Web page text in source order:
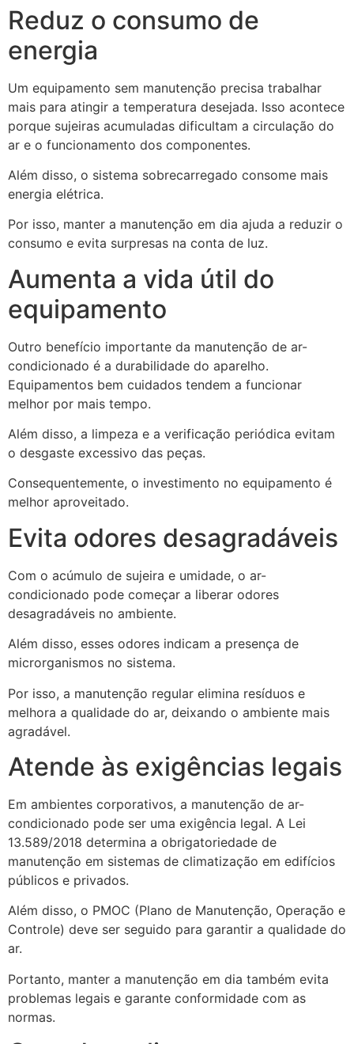
Reduz o consumo de
energia
Um equipamento sem manutenção precisa trabalhar
mais para atingir a temperatura desejada. Isso acontece
porque sujeiras acumuladas dificultam a circulação do
ar e o funcionamento dos componentes.
Além disso, o sistema sobrecarregado consome mais
energia elétrica.
Por isso, manter a manutenção em dia ajuda a reduzir o
consumo e evita surpresas na conta de luz.
Aumenta a vida útil do
equipamento
Outro benefício importante da manutenção de ar-
condicionado é a durabilidade do aparelho.
Equipamentos bem cuidados tendem a funcionar
melhor por mais tempo.
Além disso, a limpeza e a verificação periódica evitam
o desgaste excessivo das peças.
Consequentemente, o investimento no equipamento é
melhor aproveitado.
Evita odores desagradáveis
Com o acúmulo de sujeira e umidade, o ar-
condicionado pode começar a liberar odores
desagradáveis no ambiente.
Além disso, esses odores indicam a presença de
microrganismos no sistema.
Por isso, a manutenção regular elimina resíduos e
melhora a qualidade do ar, deixando o ambiente mais
agradável.
Atende às exigências legais
Em ambientes corporativos, a manutenção de ar-
condicionado pode ser uma exigência legal. A Lei
13.589/2018 determina a obrigatoriedade de
manutenção em sistemas de climatização em edifícios
públicos e privados.
Além disso, o PMOC (Plano de Manutenção, Operação e
Controle) deve ser seguido para garantir a qualidade do
ar.
Portanto, manter a manutenção em dia também evita
problemas legais e garante conformidade com as
normas.